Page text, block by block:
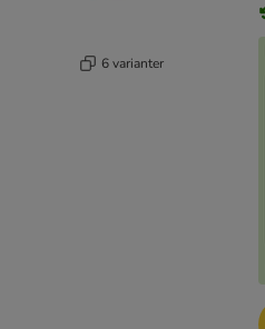
6 varianter